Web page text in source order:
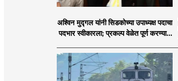
अश्विन मुद्गल यांनी सिडकोच्या उपाध्यक्ष पदाचा
पदभार स्वीकारला; प्रकल्प वेळेत पूर्ण करण्यास